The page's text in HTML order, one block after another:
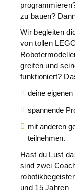
zu bauen?
Wir begleiten
von tollen
greifen und
funktioniert?
deine
spannende
mit anderen
teilnehmen.
Hast du Lust
sind zwei
und 15 Jahren